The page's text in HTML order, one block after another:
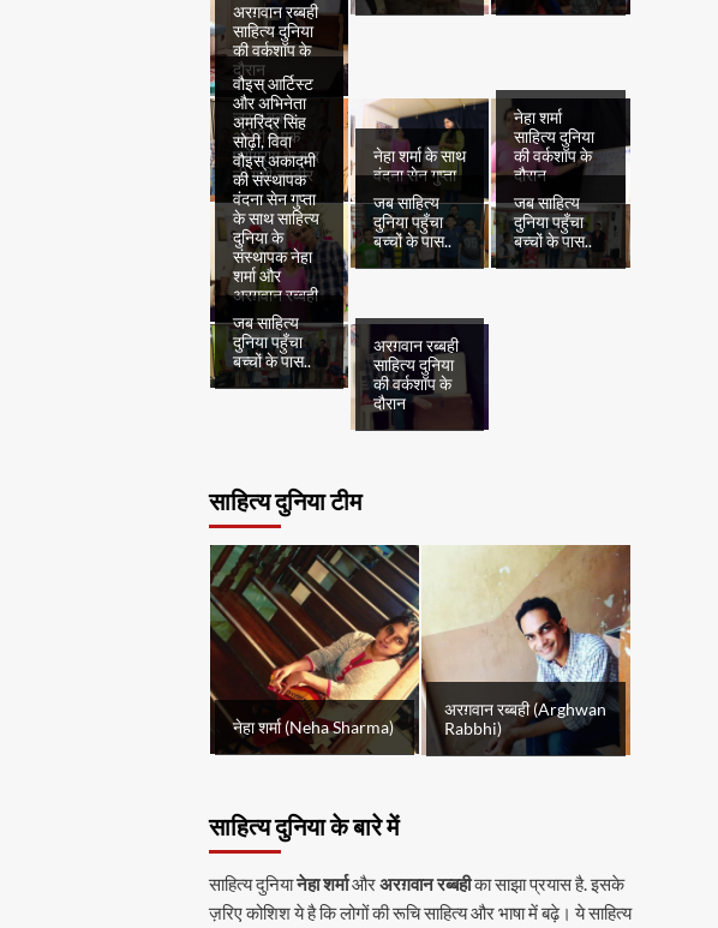
अरग़वान रब्बही
साहित्य दुनिया
की वर्कशॉप के
दौरान
जस्ट बुक्स
अँधेरी में एक
प्रोग्राम के बाद
ली गयी तस्वीर
नेहा शर्मा के साथ
वंदना सेन गुप्ता
नेहा शर्मा
साहित्य दुनिया
की वर्कशॉप के
दौरान
वौइस् आर्टिस्ट
और अभिनेता
अमरिंदर सिंह
सोढ़ी, विवा
वौइस् अकादमी
की संस्थापक
वंदना सेन गुप्ता
के साथ साहित्य
दुनिया के
संस्थापक नेहा
शर्मा और
अरग़वान रब्बही
जब साहित्य
दुनिया पहुँचा
बच्चों के पास..
जब साहित्य
दुनिया पहुँचा
बच्चों के पास..
जब साहित्य
दुनिया पहुँचा
बच्चों के पास..
अरग़वान रब्बही
साहित्य दुनिया
की वर्कशॉप के
दौरान
साहित्य दुनिया टीम
नेहा शर्मा (Neha Sharma)
अरग़वान रब्बही (Arghwan
Rabbhi)
साहित्य दुनिया के बारे में
साहित्य दुनियानेहा शर्माऔरअरग़वान रब्बहीका साझा प्रयास है. इसके
ज़रिए कोशिश ये है कि लोगों की रूचि साहित्य और भाषा में बढ़े। ये साहित्य